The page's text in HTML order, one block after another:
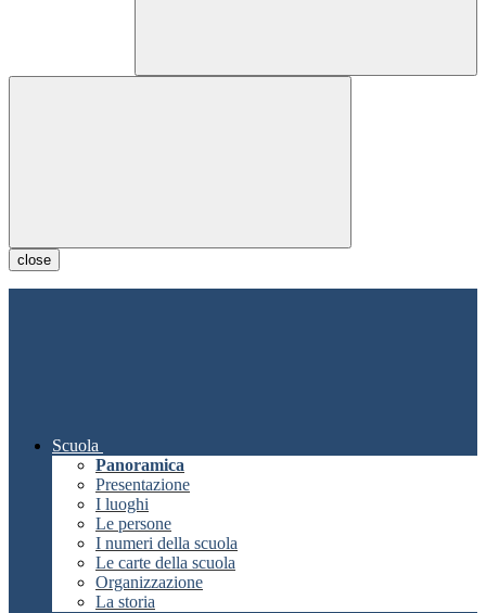
close
Scuola
Panoramica
Presentazione
I luoghi
Le persone
I numeri della scuola
Le carte della scuola
Organizzazione
La storia